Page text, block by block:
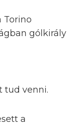
Torino
gólkirály
tud venni.
a